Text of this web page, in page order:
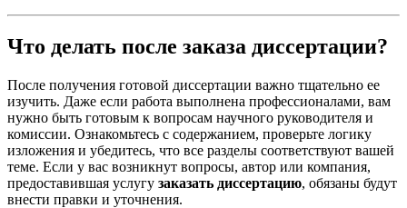
Что делать после заказа диссертации?
После получения готовой диссертации важно тщательно ее
изучить. Даже если работа выполнена профессионалами, вам
нужно быть готовым к вопросам научного руководителя и
комиссии. Ознакомьтесь с содержанием, проверьте логику
изложения и убедитесь, что все разделы соответствуют вашей
теме. Если у вас возникнут вопросы, автор или компания,
предоставившая услугу заказать диссертацию, обязаны будут
внести правки и уточнения.